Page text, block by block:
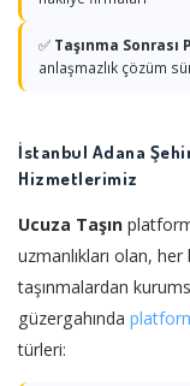
✅ Taşınma
anlaşmazlık çözüm
İstanbul Adana
Hizmetlerimiz
Ucuza Taşın
uzmanlıkları olan,
taşınmalardan
güzergahında
türleri: